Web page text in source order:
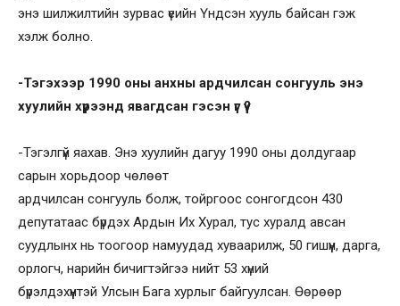
энэ шилжилтийн зурвас үеийн Үндсэн хууль байсан гэж
хэлж болно.
-Тэгэхээр 1990 оны анхны ардчилсан сонгууль энэ
хуулийн хүрээнд явагдсан гэсэн үг үү?
-Тэгэлгүй яахав. Энэ хуулийн дагуу 1990 оны долдугаар
сарын хорьдоор чөлөөт
ардчилсан сонгууль болж, тойргоос сонгогдсон 430
депутатаас бүрдэх Ардын Их Хурал, тус хуралд авсан
суудлынх нь тоогоор намуудад хуваарилж, 50 гишүүн, дарга,
орлогч, нарийн бичигтэйгээ нийт 53 хүний
бүрэлдэхүүнтэй Улсын Бага хурлыг байгуулсан. Өөрөөр